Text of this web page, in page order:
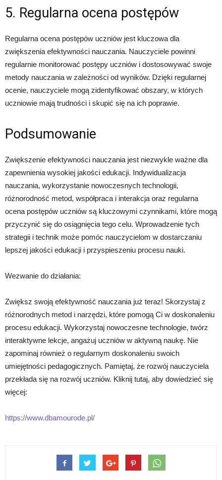
5. Regularna ocena postępów
Regularna ocena postępów uczniów jest kluczowa dla
zwiększenia efektywności nauczania. Nauczyciele powinni
regularnie monitorować postępy uczniów i dostosowywać swoje
metody nauczania w zależności od wyników. Dzięki regularnej
ocenie, nauczyciele mogą zidentyfikować obszary, w których
uczniowie mają trudności i skupić się na ich poprawie.
Podsumowanie
Zwiększenie efektywności nauczania jest niezwykle ważne dla
zapewnienia wysokiej jakości edukacji. Indywidualizacja
nauczania, wykorzystanie nowoczesnych technologii,
różnorodność metod, współpraca i interakcja oraz regularna
ocena postępów uczniów są kluczowymi czynnikami, które mogą
przyczynić się do osiągnięcia tego celu. Wprowadzenie tych
strategii i technik może pomóc nauczycielom w dostarczaniu
lepszej jakości edukacji i przyspieszeniu procesu nauki.
Wezwanie do działania:
Zwiększ swoją efektywność nauczania już teraz! Skorzystaj z
różnorodnych metod i narzędzi, które pomogą Ci w doskonaleniu
procesu edukacji. Wykorzystaj nowoczesne technologie, twórz
interaktywne lekcje, angażuj uczniów w aktywną naukę. Nie
zapominaj również o regularnym doskonaleniu swoich
umiejętności pedagogicznych. Pamiętaj, że rozwój nauczyciela
przekłada się na rozwój uczniów. Kliknij tutaj, aby dowiedzieć się
więcej:
https://www.dbamourode.pl/